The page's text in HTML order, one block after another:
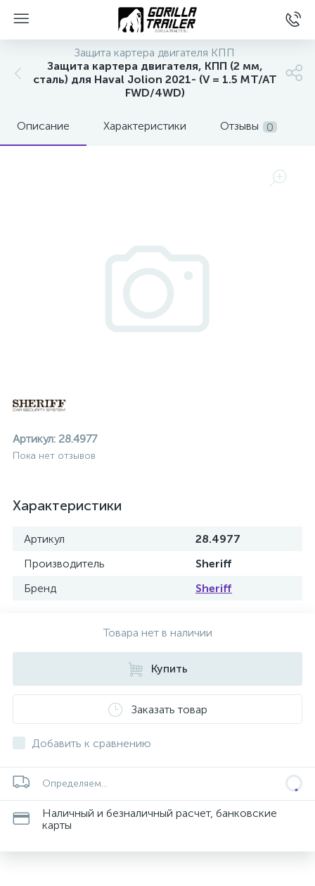
Защита картера двигателя КПП
Защита картера двигателя, КПП (2 мм,
сталь) для Haval Jolion 2021- (V = 1.5 MT/AT
FWD/4WD)
Описание Характеристики Отзывы 0
Артикул: 28.4977
Пока нет отзывов
Характеристики
Артикул
28.4977
Производитель
Sheriff
Бренд
Sheriff
Товара нет в наличии
Купить
Заказать товар
Добавить к сравнению
Определяем...
Наличный и безналичный расчет, банковские
карты